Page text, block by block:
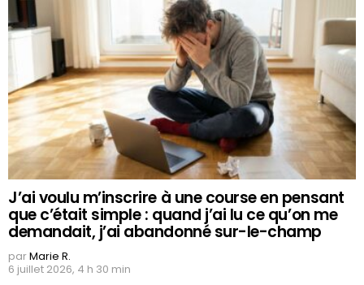
J’ai voulu m’inscrire à une course en pensant
que c’était simple : quand j’ai lu ce qu’on me
demandait, j’ai abandonné sur-le-champ
parMarie R.
6 juillet 2026, 4 h 30 min